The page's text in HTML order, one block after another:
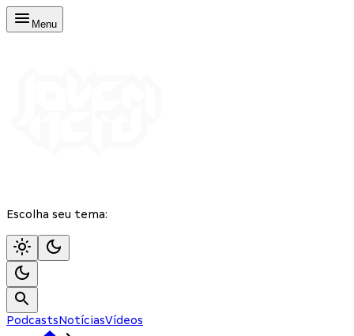
Menu
Escolha seu tema:
PodcastsNotíciasVídeos